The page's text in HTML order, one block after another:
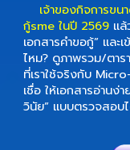
เจ้าของกิจการขน
กู้sme ในปี 2569 แ
เอกสารคำขอกู้” และเ
ไหม? ดูภาพรวม/ตาร
ที่เราใช้จริงกับ
เชื่อ ให้เอกสารอ่านง่
วินัย” แบบตรวจสอบ